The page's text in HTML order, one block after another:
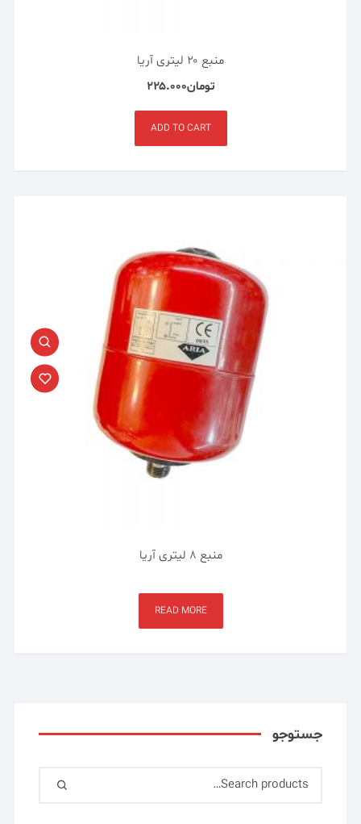
منبع ۲۰ لیتری آریا
تومان۲۲۵.۰۰۰
ADD TO CART
منبع ۸ لیتری آریا
READ MORE
جستوجو